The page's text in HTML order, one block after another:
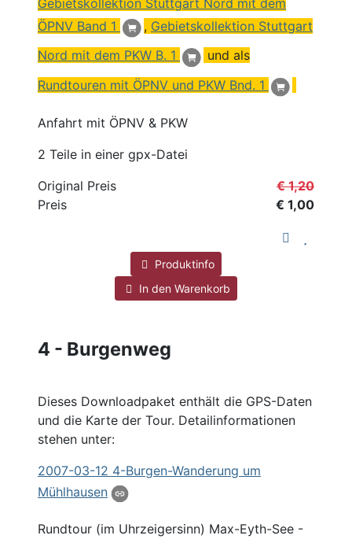
ÖPNV Band 1 , Gebietskollektion Stuttgart
Nord mit dem PKW B. 1
und als
Rundtouren mit ÖPNV und PKW Bnd. 1
Anfahrt mit ÖPNV & PKW
2 Teile in einer gpx-Datei
Original Preis
€ 1,20
Preis
€ 1,00
Produktinfo
In den Warenkorb
4 - Burgenweg
Dieses Downloadpaket enthält die GPS-Daten
und die Karte der Tour. Detailinformationen
stehen unter:
2007-03-12 4-Burgen-Wanderung um
Mühlhausen
Rundtour (im Uhrzeigersinn) Max-Eyth-See -